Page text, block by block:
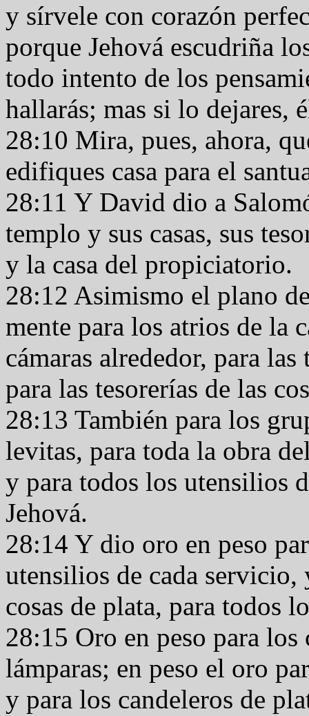
y sírvele con corazón
porque Jehová escudriña
todo intento de los
hallarás; mas si lo dejares,
28:10 Mira, pues, ahora,
edifiques casa para el
28:11 Y David dio a
templo y sus casas, sus
y la casa del propiciatorio.
28:12 Asimismo el plano
mente para los atrios de la
cámaras alrededor, para
para las tesorerías de las
28:13 También para los
levitas, para toda la obra
y para todos los utensilios
Jehová.
28:14 Y dio oro en peso
utensilios de cada servicio,
cosas de plata, para todos
28:15 Oro en peso para los
lámparas; en peso el oro
y para los candeleros de